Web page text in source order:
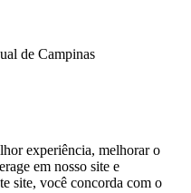
de Campinas
experiência, melhorar o
em nosso site e
site, você concorda com o